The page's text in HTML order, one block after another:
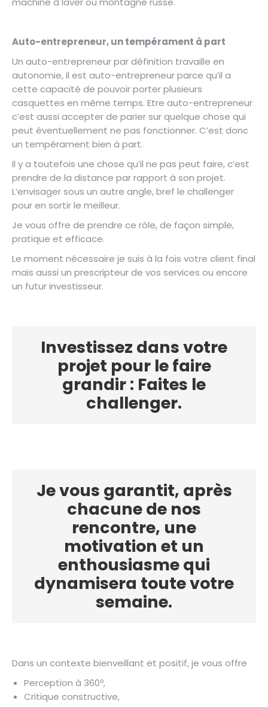
Auto-entrepreneur, un tempérament à part
Un auto-entrepreneur par définition travaille en
autonomie, il est auto-entrepreneur parce qu’il a
cette capacité de pouvoir porter plusieurs
casquettes en même temps. Etre auto-entrepreneur
c’est aussi accepter de parier sur quelque chose qui
peut éventuellement ne pas fonctionner. C’est donc
un tempérament bien à part.
Il y a toutefois une chose qu’il ne pas peut faire, c’est
prendre de la distance par rapport à son projet.
L’envisager sous un autre angle, bref le challenger
pour en sortir le meilleur.
Je vous offre de prendre ce rôle, de façon simple,
pratique et efficace.
Le moment nécessaire je suis à la fois votre client final
mais aussi un prescripteur de vos services ou encore
un futur investisseur.
Investissez dans votre
projet pour le faire
grandir : Faites le
challenger.
Je vous garantit, après
chacune de nos
rencontre, une
motivation et un
enthousiasme qui
dynamisera toute votre
semaine.
Dans un contexte bienveillant et positif, je vous offre
Perception à 360º,
Critique constructive,